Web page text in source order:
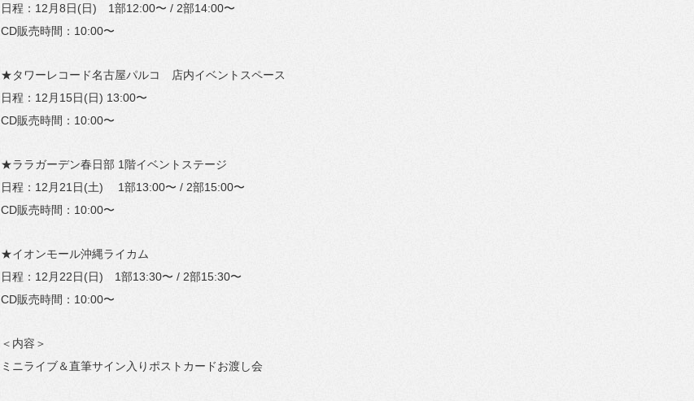
日程：12月8日(日) 1部12:00〜 / 2部14:00〜
CD販売時間：10:00〜
★タワーレコード名古屋パルコ 店内イベントスペース
日程：12月15日(日) 13:00〜
CD販売時間：10:00〜
★ララガーデン春日部 1階イベントステージ
日程：12月21日(土) 1部13:00〜 / 2部15:00〜
CD販売時間：10:00〜
★イオンモール沖縄ライカム
日程：12月22日(日) 1部13:30〜 / 2部15:30〜
CD販売時間：10:00〜
＜内容＞
ミニライブ＆直筆サイン入りポストカードお渡し会